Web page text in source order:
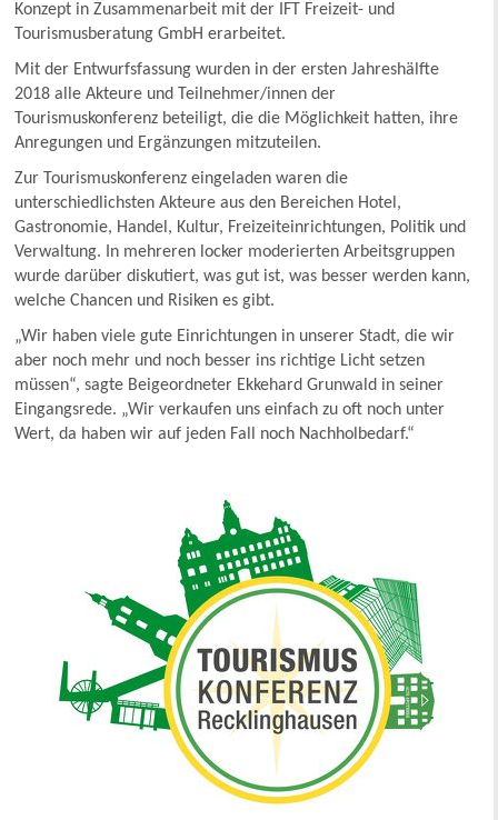
Konzept in Zusammenarbeit mit der IFT Freizeit- und
Tourismusberatung GmbH erarbeitet.
Mit der Entwurfsfassung wurden in der ersten Jahreshälfte
2018 alle Akteure und Teilnehmer/innen der
Tourismuskonferenz beteiligt, die die Möglichkeit hatten, ihre
Anregungen und Ergänzungen mitzuteilen.
Zur Tourismuskonferenz eingeladen waren die
unterschiedlichsten Akteure aus den Bereichen Hotel,
Gastronomie, Handel, Kultur, Freizeiteinrichtungen, Politik und
Verwaltung. In mehreren locker moderierten Arbeitsgruppen
wurde darüber diskutiert, was gut ist, was besser werden kann,
welche Chancen und Risiken es gibt.
„Wir haben viele gute Einrichtungen in unserer Stadt, die wir
aber noch mehr und noch besser ins richtige Licht setzen
müssen“, sagte Beigeordneter Ekkehard Grunwald in seiner
Eingangsrede. „Wir verkaufen uns einfach zu oft noch unter
Wert, da haben wir auf jeden Fall noch Nachholbedarf.“